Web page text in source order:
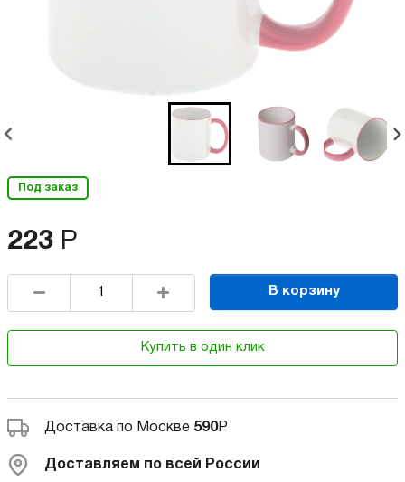
Под заказ
223 Р
В корзину
Купить в один клик
Доставка по Москве 590Р
Доставляем по всей России